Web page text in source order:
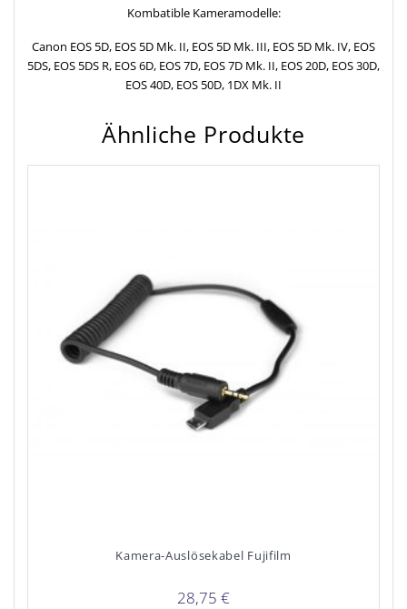
Kombatible Kameramodelle:
Canon EOS 5D, EOS 5D Mk. II, EOS 5D Mk. III, EOS 5D Mk. IV, EOS
5DS, EOS 5DS R, EOS 6D, EOS 7D, EOS 7D Mk. II, EOS 20D, EOS 30D,
EOS 40D, EOS 50D, 1DX Mk. II
Ähnliche Produkte
Kamera-Auslösekabel Fujifilm
28,75 €